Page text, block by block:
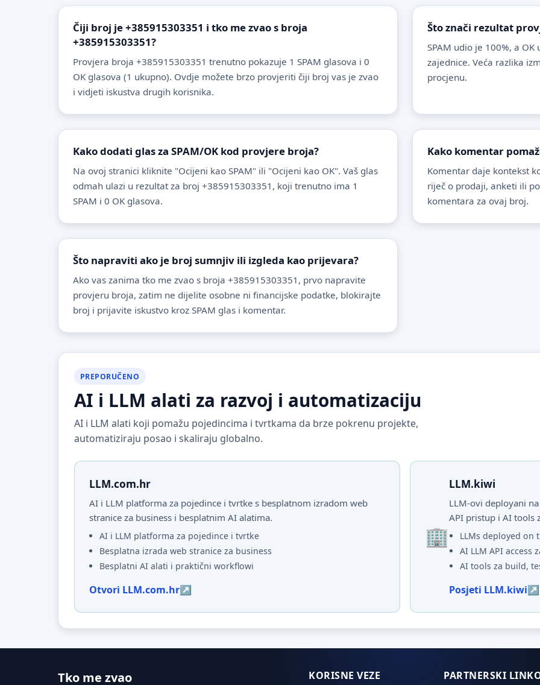
Čiji broj je +385915303351 i tko me zvao s broja
+385915303351?
Provjera broja +385915303351 trenutno pokazuje 1 SPAM glasova i 0
OK glasova (1 ukupno). Ovdje možete brzo provjeriti čiji broj vas je zvao
i vidjeti iskustva drugih korisnika.
Što znači rezultat
SPAM udio je 100%, a
zajednice. Veća razlika
procjenu.
Kako dodati glas za SPAM/OK kod provjere broja?
Na ovoj stranici kliknite "Ocijeni kao SPAM" ili "Ocijeni kao OK". Vaš glas
odmah ulazi u rezultat za broj +385915303351, koji trenutno ima 1
SPAM i 0 OK glasova.
Kako komentar
Komentar daje kontekst
riječ o prodaji, anketi ili
komentara za ovaj broj.
Što napraviti ako je broj sumnjiv ili izgleda kao prijevara?
Ako vas zanima tko me zvao s broja +385915303351, prvo napravite
provjeru broja, zatim ne dijelite osobne ni financijske podatke, blokirajte
broj i prijavite iskustvo kroz SPAM glas i komentar.
PREPORUČENO
AI i LLM alati za razvoj i automatizaciju
AI i LLM alati koji pomažu pojedincima i tvrtkama da brze pokrenu projekte,
automatiziraju posao i skaliraju globalno.
LLM.com.hr
AI i LLM platforma za pojedince i tvrtke s besplatnom izradom web
stranice za business i besplatnim AI alatima.
AI i LLM platforma za pojedince i tvrtke
Besplatna izrada web stranice za business
Besplatni AI alati i praktični workflowi
Otvori LLM.com.hr
LLM.kiwi
LLM-ovi deployani
API pristup i AI tools
LLMs deployed on
AI LLM API access
AI tools za build,
Posjeti LLM.kiwi
Tko me zvao KORISNE VEZE PARTNERSKI